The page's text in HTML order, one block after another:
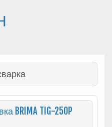
BRIMA TIG-250P